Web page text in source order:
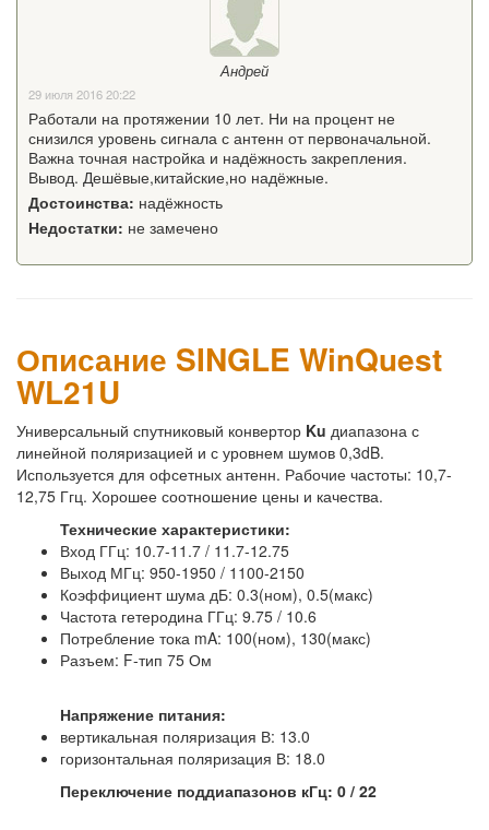
Андрей
29 июля 2016 20:22
Работали на протяжении 10 лет. Ни на процент не
снизился уровень сигнала с антенн от первоначальной.
Важна точная настройка и надёжность закрепления.
Вывод. Дешёвые,китайские,но надёжные.
Достоинства: надёжность
Недостатки: не замечено
Описание SINGLE WinQuest
WL21U
Универсальный спутниковый конвертор Ku диапазона с
линейной поляризацией и с уровнем шумов 0,3dB.
Используется для офсетных антенн. Рабочие частоты: 10,7-
12,75 Ггц. Хорошее соотношение цены и качества.
Технические характеристики:
Вход ГГц: 10.7-11.7 / 11.7-12.75
Выход МГц: 950-1950 / 1100-2150
Коэффициент шума дБ: 0.3(ном), 0.5(макс)
Частота гетеродина ГГц: 9.75 / 10.6
Потребление тока mA: 100(ном), 130(макс)
Разъем: F-тип 75 Ом
Напряжение питания:
вертикальная поляризация В: 13.0
горизонтальная поляризация В: 18.0
Переключение поддиапазонов кГц: 0 / 22